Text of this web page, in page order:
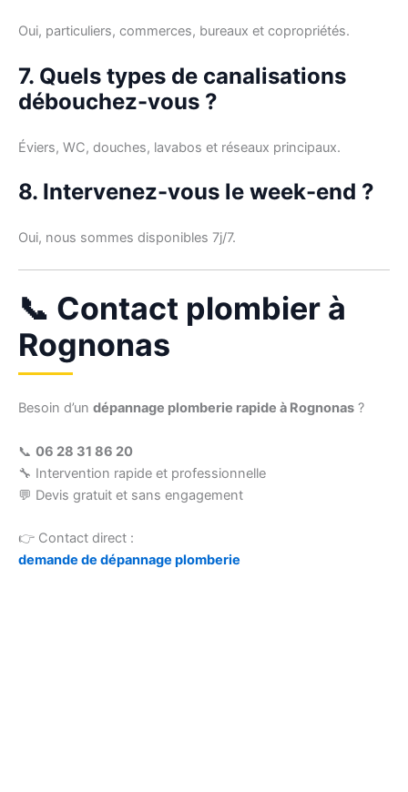
Oui, particuliers, commerces, bureaux et copropriétés.
7. Quels types de canalisations
débouchez-vous ?
Éviers, WC, douches, lavabos et réseaux principaux.
8. Intervenez-vous le week-end ?
Oui, nous sommes disponibles 7j/7.
📞 Contact plombier à
Rognonas
Besoin d’un dépannage plomberie rapide à Rognonas ?
📞 06 28 31 86 20
🔧 Intervention rapide et professionnelle
💬 Devis gratuit et sans engagement
👉 Contact direct :
demande de dépannage plomberie